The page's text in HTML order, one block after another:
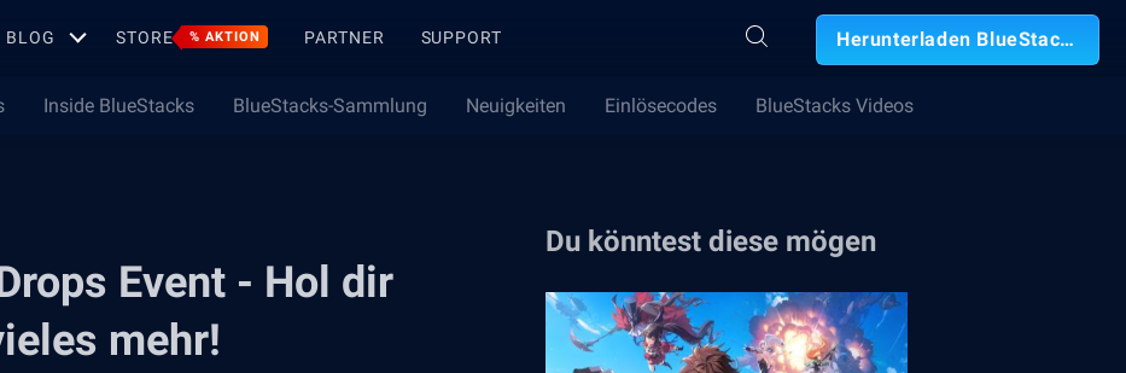
BLOG STORE % AKTION PARTNER SUPPORT Herunterladen BlueStacks
Inside BlueStacks BlueStacks-Sammlung Neuigkeiten Einlösecodes BlueStacks Videos
Event - Hol dir
mehr!
Du könntest diese mögen